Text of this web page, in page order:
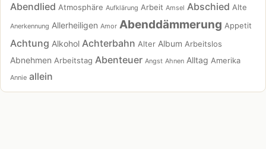
Abendlied Atmosphäre Aufklärung Arbeit Amsel Abschied Alte
Anerkennung Allerheiligen Amor Abenddämmerung Appetit
Achtung Alkohol Achterbahn Alter Album Arbeitslos
Abnehmen Arbeitstag Abenteuer Angst Ahnen Alltag Amerika
Annie allein